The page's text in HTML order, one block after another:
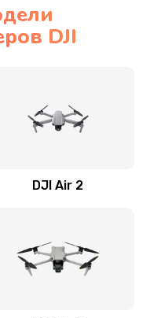
DJI
DJI Air 2